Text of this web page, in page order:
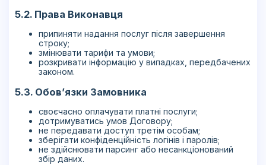
5.2. Права Виконавця
припиняти надання послуг після завершення
строку;
змінювати тарифи та умови;
розкривати інформацію у випадках, передбачених
законом.
5.3. Обов’язки Замовника
своєчасно оплачувати платні послуги;
дотримуватись умов Договору;
не передавати доступ третім особам;
зберігати конфіденційність логінів і паролів;
не здійснювати парсинг або несанкціонований
збір даних.